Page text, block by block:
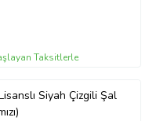
Taksitlerle
Siyah Çizgili Şal